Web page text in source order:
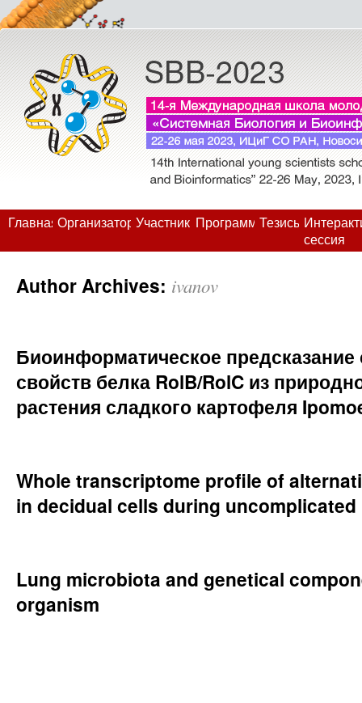
ГлавнаяОрганизаторыУчастникиПрограммаТезисы
сессия
Author Archives: ivanov
Биоинформатическое предсказание
свойств белка RolB/RolC из
растения сладкого картофеля
Whole transcriptome profile of
in decidual cells during
Lung microbiota and genetical
organism